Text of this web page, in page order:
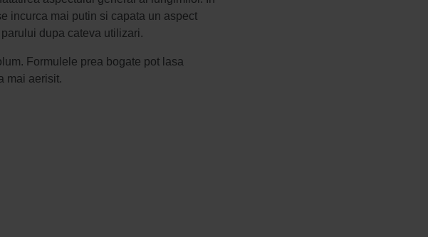
incurca mai putin si capata un aspect
dupa cateva utilizari.
Formulele prea bogate pot lasa
mai aerisit.